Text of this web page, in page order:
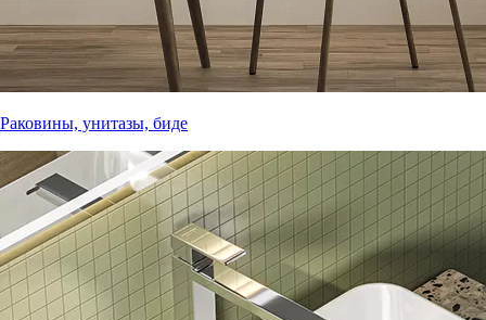
Раковины, унитазы, биде